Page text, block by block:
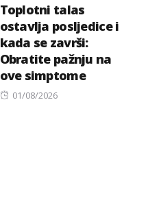
Toplotni talas
ostavlja posljedice i
kada se završi:
Obratite pažnju na
ove simptome
Posted
01/08/2026